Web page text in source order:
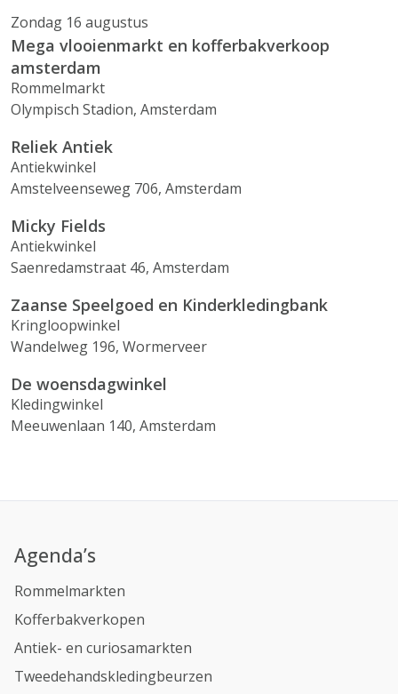
Zondag 16 augustus
Mega vlooienmarkt en kofferbakverkoop
amsterdam
Rommelmarkt
Olympisch Stadion, Amsterdam
Reliek Antiek
Antiekwinkel
Amstelveenseweg 706, Amsterdam
Micky Fields
Antiekwinkel
Saenredamstraat 46, Amsterdam
Zaanse Speelgoed en Kinderkledingbank
Kringloopwinkel
Wandelweg 196, Wormerveer
De woensdagwinkel
Kledingwinkel
Meeuwenlaan 140, Amsterdam
Agenda’s
Rommelmarkten
Kofferbakverkopen
Antiek- en curiosamarkten
Tweedehandskledingbeurzen